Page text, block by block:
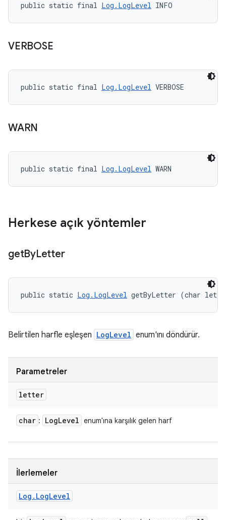
public static final Log.LogLevel INFO
VERBOSE
public static final Log.LogLevel VERBOSE
WARN
public static final Log.LogLevel WARN
Herkese açık yöntemler
getByLetter
public static Log.LogLevel getByLetter (char
Belirtilen harfle eşleşen LogLevel enum'ını döndürür.
Parametreler
letter
char : LogLevel enum'ına karşılık gelen harf
İlerlemeler
Log . LogLevel